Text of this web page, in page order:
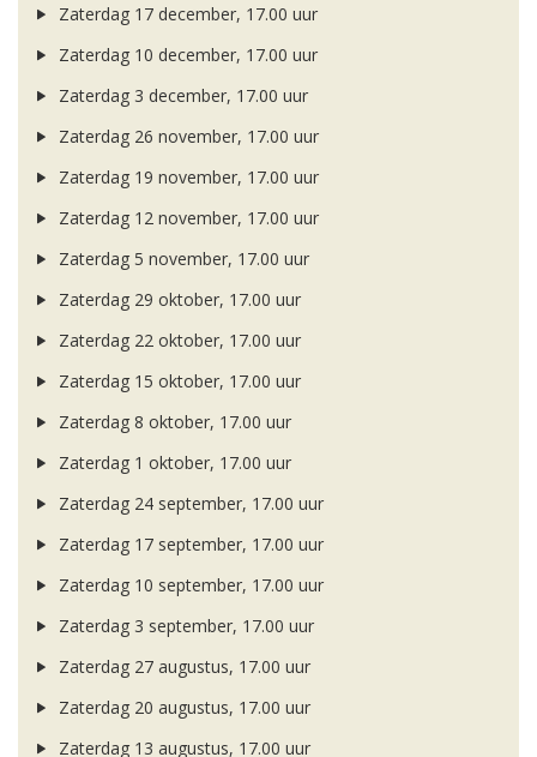
Zaterdag 17 december, 17.00 uur
Zaterdag 10 december, 17.00 uur
Zaterdag 3 december, 17.00 uur
Zaterdag 26 november, 17.00 uur
Zaterdag 19 november, 17.00 uur
Zaterdag 12 november, 17.00 uur
Zaterdag 5 november, 17.00 uur
Zaterdag 29 oktober, 17.00 uur
Zaterdag 22 oktober, 17.00 uur
Zaterdag 15 oktober, 17.00 uur
Zaterdag 8 oktober, 17.00 uur
Zaterdag 1 oktober, 17.00 uur
Zaterdag 24 september, 17.00 uur
Zaterdag 17 september, 17.00 uur
Zaterdag 10 september, 17.00 uur
Zaterdag 3 september, 17.00 uur
Zaterdag 27 augustus, 17.00 uur
Zaterdag 20 augustus, 17.00 uur
Zaterdag 13 augustus, 17.00 uur